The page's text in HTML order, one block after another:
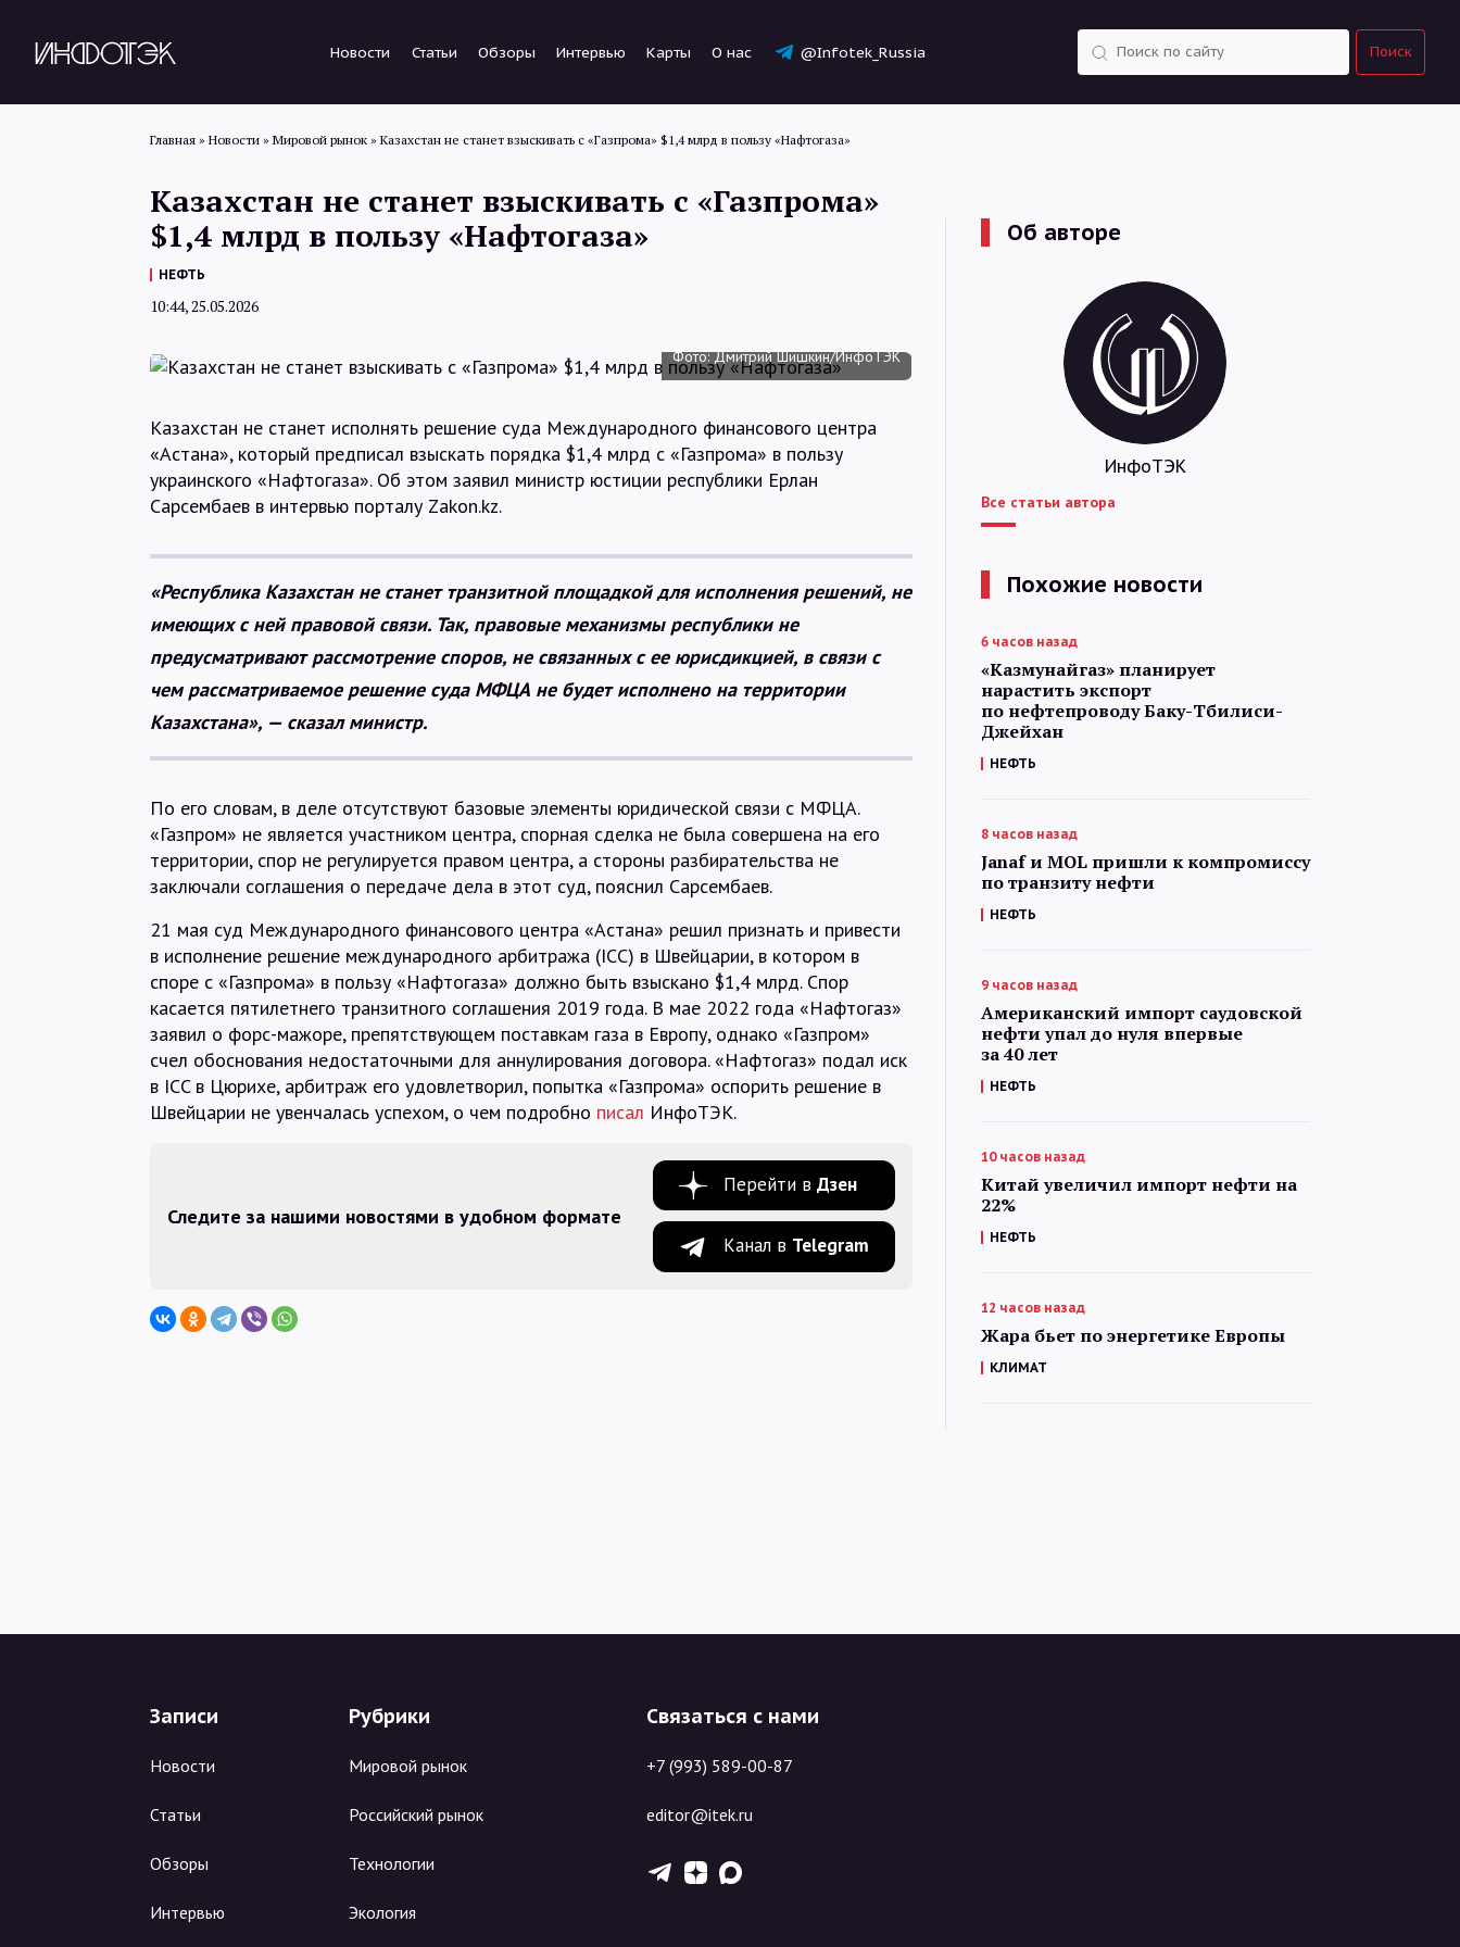
Новости Статьи Обзоры Интервью Карты О нас @Infotek_Russia Поиск
Статьи
Обзоры
Интервью
О нас
Главная » Новости » Мировой рынок » Казахстан не станет взыскивать с «Газпрома» $1,4 млрд в пользу «Нафтогаза»
Казахстан не станет взыскивать с «Газпрома»
$1,4 млрд в пользу «Нафтогаза»
НЕФТЬ
10:44, 25.05.2026
Фото: Дмитрий Шишкин/ИнфоТЭК
Казахстан не станет исполнять решение суда Международного финансового центра
«Астана», который предписал взыскать порядка $1,4 млрд с «Газпрома» в пользу
украинского «Нафтогаза». Об этом заявил министр юстиции республики Ерлан
Сарсембаев в интервью порталу Zakon.kz.
«Республика Казахстан не станет транзитной площадкой для исполнения решений, не
имеющих с ней правовой связи. Так, правовые механизмы республики не
предусматривают рассмотрение споров, не связанных с ее юрисдикцией, в связи с
чем рассматриваемое решение суда МФЦА не будет исполнено на территории
Казахстана», — сказал министр.
По его словам, в деле отсутствуют базовые элементы юридической связи с МФЦА.
«Газпром» не является участником центра, спорная сделка не была совершена на его
территории, спор не регулируется правом центра, а стороны разбирательства не
заключали соглашения о передаче дела в этот суд, пояснил Сарсембаев.
21 мая суд Международного финансового центра «Астана» решил признать и привести
в исполнение решение международного арбитража (ICC) в Швейцарии, в котором в
споре с «Газпрома» в пользу «Нафтогаза» должно быть взыскано $1,4 млрд. Спор
касается пятилетнего транзитного соглашения 2019 года. В мае 2022 года «Нафтогаз»
заявил о форс-мажоре, препятствующем поставкам газа в Европу, однако «Газпром»
счел обоснования недостаточными для аннулирования договора. «Нафтогаз» подал иск
в ICC в Цюрихе, арбитраж его удовлетворил, попытка «Газпрома» оспорить решение в
Швейцарии не увенчалась успехом, о чем подробно писал ИнфоТЭК.
Следите за нашими новостями в удобном формате
Перейти в Дзен
Канал в Telegram
Об авторе
ИнфоТЭК
Все статьи автора
Похожие новости
6 часов назад
«Казмунайгаз» планирует
нарастить экспорт
по нефтепроводу Баку-Тбилиси-
Джейхан
НЕФТЬ
8 часов назад
Janaf и MOL пришли к компромиссу
по транзиту нефти
НЕФТЬ
9 часов назад
Американский импорт саудовской
нефти упал до нуля впервые
за 40 лет
НЕФТЬ
10 часов назад
Китай увеличил импорт нефти на
22%
НЕФТЬ
12 часов назад
Жара бьет по энергетике Европы
КЛИМАТ
Записи
Новости
Статьи
Обзоры
Интервью
Рубрики
Мировой рынок
Российский рынок
Технологии
Экология
Связаться с нами
+7 (993) 589-00-87
editor@itek.ru
T Z X